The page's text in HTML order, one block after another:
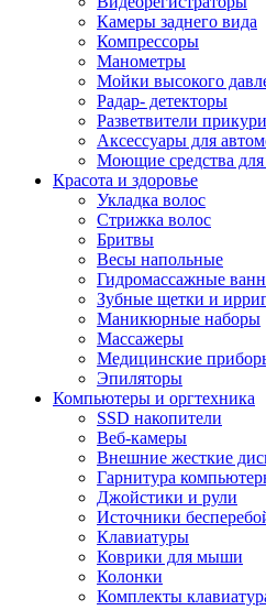
Камеры заднего вида
Компрессоры
Манометры
Мойки высокого
Радар- детекторы
Разветвители
Аксессуары для
Моющие средства для
Красота и здоровье
Укладка волос
Стрижка волос
Бритвы
Весы напольные
Гидромассажные
Зубные щетки и
Маникюрные наборы
Массажеры
Медицинские
Эпиляторы
Компьютеры и оргтехника
SSD накопители
Веб-камеры
Внешние жесткие
Гарнитура
Джойстики и рули
Источники
Клавиатуры
Коврики для мыши
Колонки
Комплекты